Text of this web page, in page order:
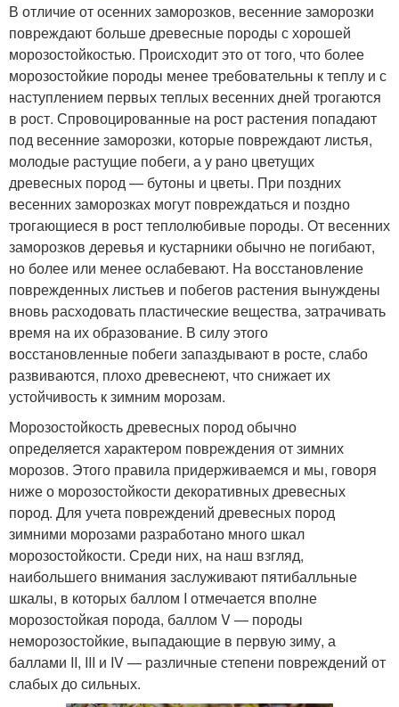
В отличие от осенних заморозков, весенние заморозки
повреждают больше древесные породы с хорошей
морозостойкостью. Происходит это от того, что более
морозостойкие породы менее требовательны к теплу и с
наступлением первых теплых весенних дней трогаются
в рост. Спровоцированные на рост растения попадают
под весенние заморозки, которые повреждают листья,
молодые растущие побеги, а у рано цветущих
древесных пород — бутоны и цветы. При поздних
весенних заморозках могут повреждаться и поздно
трогающиеся в рост теплолюбивые породы. От весенних
заморозков деревья и кустарники обычно не погибают,
но более или менее ослабевают. На восстановление
поврежденных листьев и побегов растения вынуждены
вновь расходовать пластические вещества, затрачивать
время на их образование. В силу этого
восстановленные побеги запаздывают в росте, слабо
развиваются, плохо древеснеют, что снижает их
устойчивость к зимним морозам.
Морозостойкость древесных пород обычно
определяется характером повреждения от зимних
морозов. Этого правила придерживаемся и мы, говоря
ниже о морозостойкости декоративных древесных
пород. Для учета повреждений древесных пород
зимними морозами разработано много шкал
морозостойкости. Среди них, на наш взгляд,
наибольшего внимания заслуживают пятибалльные
шкалы, в которых баллом I отмечается вполне
морозостойкая порода, баллом V — породы
неморозостойкие, выпадающие в первую зиму, а
баллами II, III и IV — различные степени повреждений от
слабых до сильных.